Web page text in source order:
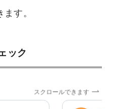
す。
ック
スクロールできます